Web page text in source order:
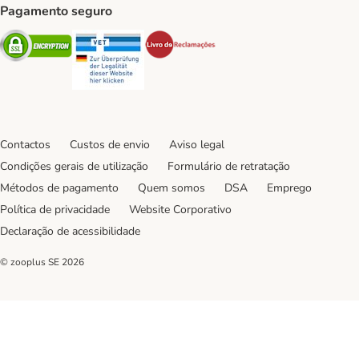
Pagamento seguro
Security Security
Contactos Custos de envio
Aviso legal
Condições gerais de utilização
Formulário de retratação
Métodos de pagamento
Quem somos DSA
Emprego
Política de privacidade
Website Corporativo
Declaração de acessibilidade
© zooplus SE 2026